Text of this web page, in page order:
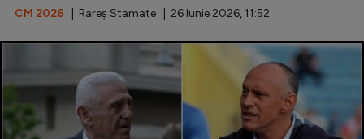
CM 2026 | Rareș Stamate | 26 Iunie 2026, 11:52